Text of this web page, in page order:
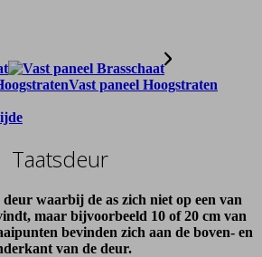
Vast paneel Hoogstraten
Taatsdeur
deur waarbij de as zich niet op een van
maar bijvoorbeeld 10 of 20 cm van
bevinden zich aan de boven- en
van de deur.